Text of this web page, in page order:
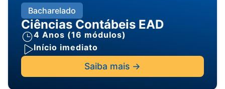
Bacharelado
Ciências Contábeis EAD
4 Anos (16 módulos)
Início imediato
Saiba mais ->